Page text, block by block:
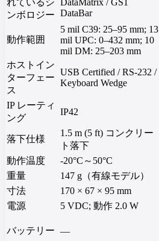
れているシ
ンボロジー
DataMatrix / GS1
DataBar
動作範囲
5 mil C39: 25–95 mm; 13
mil UPC: 0–432 mm; 10
mil DM: 25–203 mm
ホストイン
ターフェー
ス
USB Certified / RS-232 /
Keyboard Wedge
IP レーティ
ング
IP42
落下仕様
1.5 m (5 ft) コンクリー
ト落下
動作温度 -20°C～50°C
重量
147 g（有線モデル）
寸法
170 × 67 × 95 mm
電源
5 VDC; 動作 2.0 W
バッテリー —